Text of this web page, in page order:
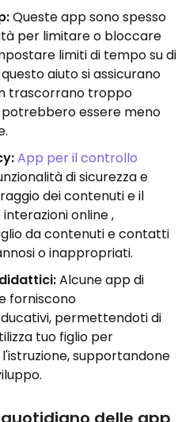
Queste app sono spesso
per limitare o bloccare
limiti di tempo su di
aiuto si assicurano
trascorrano troppo
essere meno
App per il controllo
di sicurezza e
dei contenuti e il
online ,
da contenuti e contatti
o inappropriati.
Alcune app di
forniscono
permettendoti di
tuo figlio per
supportandone